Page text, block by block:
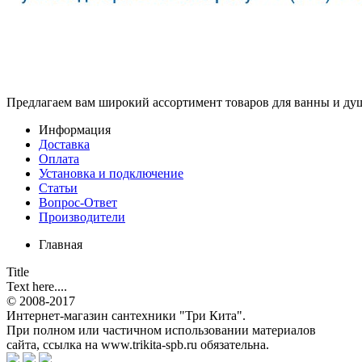
Предлагаем вам широкий ассортимент товаров для ванны и
Информация
Доставка
Оплата
Установка и подключение
Статьи
Вопрос-Ответ
Производители
Главная
Title
Text here....
© 2008-2017
Интернет-магазин сантехники "Три Кита".
При полном или частичном использовании материалов
сайта, ссылка на www.trikita-spb.ru обязательна.